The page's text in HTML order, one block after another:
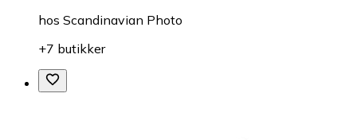
hos Scandinavian Photo
+7 butikker